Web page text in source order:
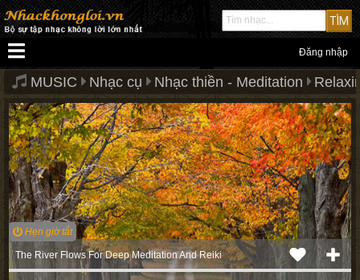
Đăng nhập
MUSIC Nhạc cụ Nhạc thiền - Meditation
Hẹn giờ tắt
The River Flows For Deep Meditation And Reiki